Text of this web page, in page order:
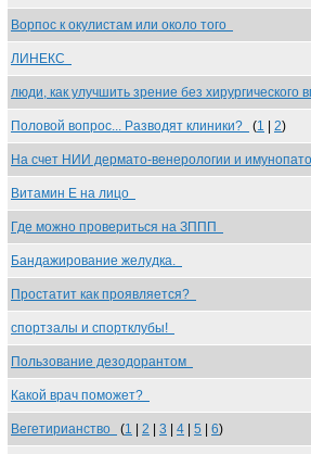
Ворпос к окулистам или около того
ЛИНЕКС
люди, как улучшить зрение без хирургического
Половой вопрос... Разводят клиники? (1 2)
На счет НИИ дермато-венерологии и
Витамин Е на лицо
Где можно провериться на ЗППП
Бандажирование желудка.
Простатит как проявляется?
спортзалы и спортклубы!
Пользование дезодорантом
Какой врач поможет?
Вегетирианство (1 2 3 4 5 6)